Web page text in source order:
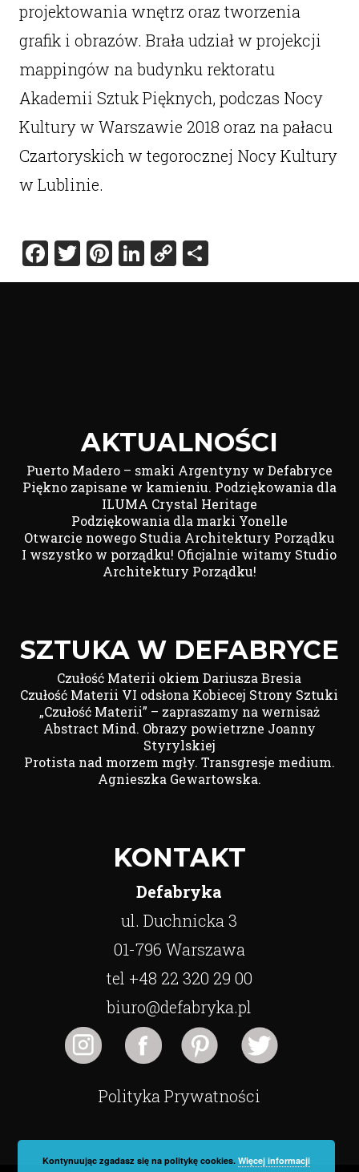
projektowania wnętrz oraz tworzenia
grafik i obrazów. Brała udział w projekcji
mappingów na budynku rektoratu
Akademii Sztuk Pięknych, podczas Nocy
Kultury w Warszawie 2018 oraz na pałacu
Czartoryskich w tegorocznej Nocy Kultury
w Lublinie.
Facebook
Twitter
Pinterest
LinkedIn
Copy
Link
Share
AKTUALNOŚCI
Puerto Madero – smaki Argentyny w Defabryce
Piękno zapisane w kamieniu. Podziękowania dla
ILUMA Crystal Heritage
Podziękowania dla marki Yonelle
Otwarcie nowego Studia Architektury Porządku
I wszystko w porządku! Oficjalnie witamy Studio
Architektury Porządku!
SZTUKA W DEFABRYCE
Czułość Materii okiem Dariusza Bresia
Czułość Materii VI odsłona Kobiecej Strony Sztuki
„Czułość Materii” – zapraszamy na wernisaż
Abstract Mind. Obrazy powietrzne Joanny
Styrylskiej
Protista nad morzem mgły. Transgresje medium.
Agnieszka Gewartowska.
KONTAKT
Defabryka
ul. Duchnicka 3
01-796 Warszawa
tel +48 22 320 29 00
biuro@defabryka.pl
Polityka Prywatności
Kontynuując zgadasz się na politykę cookies.Więcej informacji